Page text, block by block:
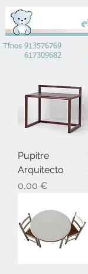
Tfnos 913576769
617309682
Pupitre
Arquitecto
Precio
0,00 €